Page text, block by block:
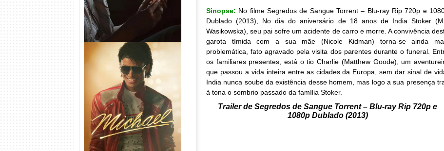
Sinopse: No filme Segredos de Sangue Torrent – Blu-ray Rip 720p e
Dublado (2013), No dia do aniversário de 18 anos de India Stoker
Wasikowska), seu pai sofre um acidente de carro e morre. A convivência
garota tímida com a sua mãe (Nicole Kidman) torna-se ainda
problemática, fato agravado pela visita dos parentes durante o funeral.
os familiares presentes, está o tio Charlie (Matthew Goode), um
que passou a vida inteira entre as cidades da Europa, sem dar sinal de
India nunca soube da existência desse homem, mas logo a sua presença
à tona o sombrio passado da família Stoker.
Trailer de Segredos de Sangue Torrent – Blu-ray Rip 720p e
1080p Dublado (2013)
Michael Torrent (2026) WEB-
DL 1080p/4K Dual Áudio